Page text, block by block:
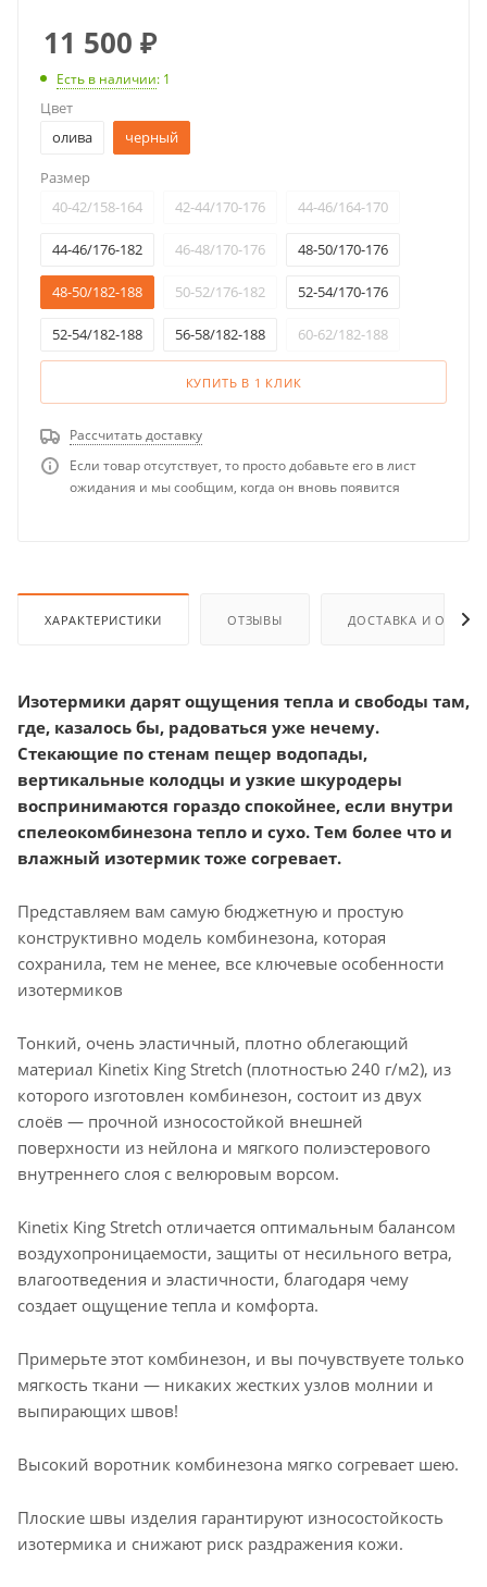
11 500 ₽
Есть в наличии: 1
Цвет
олива
черный
Размер
40-42/158-164
42-44/170-176 44-46/164-170
44-46/176-182 46-48/170-176 48-50/170-176
48-50/182-188 50-52/176-182 52-54/170-176
52-54/182-188 56-58/182-188 60-62/182-188
КУПИТЬ В 1 КЛИК
Рассчитать доставку
Если товар отсутствует, то просто добавьте его в лист
ожидания и мы сообщим, когда он вновь появится
ХАРАКТЕРИСТИКИ ОТЗЫВЫ ДОСТАВКА И
Изотермики дарят ощущения тепла и свободы там,
где, казалось бы, радоваться уже нечему.
Стекающие по стенам пещер водопады,
вертикальные колодцы и узкие шкуродеры
воспринимаются гораздо спокойнее, если внутри
спелеокомбинезона тепло и сухо. Тем более что и
влажный изотермик тоже согревает.
Представляем вам самую бюджетную и простую
конструктивно модель комбинезона, которая
сохранила, тем не менее, все ключевые особенности
изотермиков
Тонкий, очень эластичный, плотно облегающий
материал Kinetix King Stretch (плотностью 240 г/м2), из
которого изготовлен комбинезон, состоит из двух
слоёв — прочной износостойкой внешней
поверхности из нейлона и мягкого полиэстерового
внутреннего слоя с велюровым ворсом.
Kinetix King Stretch отличается оптимальным балансом
воздухопроницаемости, защиты от несильного ветра,
влагоотведения и эластичности, благодаря чему
создает ощущение тепла и комфорта.
Примерьте этот комбинезон, и вы почувствуете только
мягкость ткани — никаких жестких узлов молнии и
выпирающих швов!
Высокий воротник комбинезона мягко согревает шею.
Плоские швы изделия гарантируют износостойкость
изотермика и снижают риск раздражения кожи.